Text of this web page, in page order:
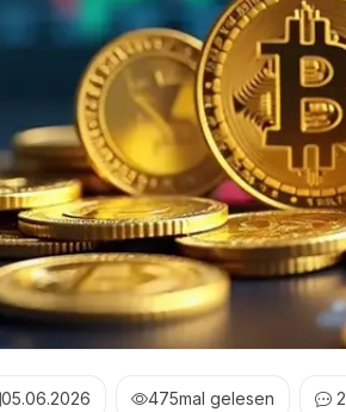
05.06.2026 475mal gelesen 2